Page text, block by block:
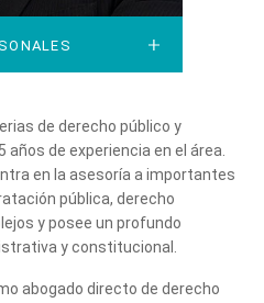
de derecho público y
de experiencia en el área.
en la asesoría a importantes
pública, derecho
y posee un profundo
y constitucional.
abogado directo de derecho